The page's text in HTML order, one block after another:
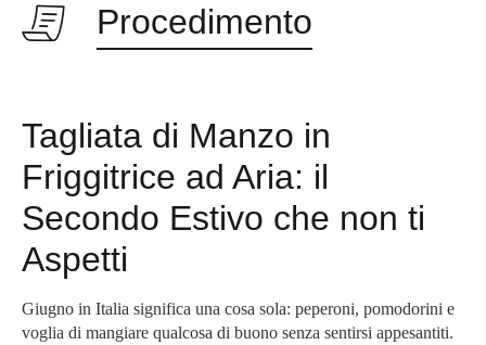
Procedimento
Tagliata di Manzo in
Friggitrice ad Aria: il
Secondo Estivo che non ti
Aspetti
Giugno in Italia significa una cosa sola: peperoni, pomodorini e
voglia di mangiare qualcosa di buono senza sentirsi appesantiti.